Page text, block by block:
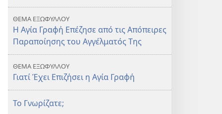
ΘΕΜΑ ΕΞΩΦΥΛΛΟΥ
Η Αγία Γραφή Επέζησε από τις Απόπειρες
Παραποίησης του Αγγέλματός Της
ΘΕΜΑ ΕΞΩΦΥΛΛΟΥ
Γιατί Έχει Επιζήσει η Αγία Γραφή
Το Γνωρίζατε;